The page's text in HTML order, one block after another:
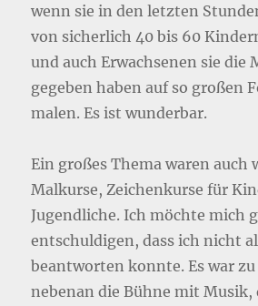
wenn sie in den letzten
von sicherlich 40 bis 60
und auch Erwachsenen sie die
gegeben haben auf so großen
malen. Es ist wunderbar.
Ein großes Thema waren auch
Malkurse, Zeichenkurse für
Jugendliche. Ich möchte mich
entschuldigen, dass ich nicht
beantworten konnte. Es war
nebenan die Bühne mit Musik,